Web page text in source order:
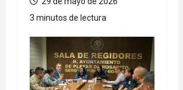
3 minutos de lectura